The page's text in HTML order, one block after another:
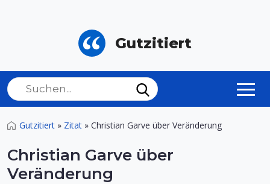
Gutzitiert
Gutzitiert » Zitat » Christian Garve über Veränderung
Christian Garve über
Veränderung